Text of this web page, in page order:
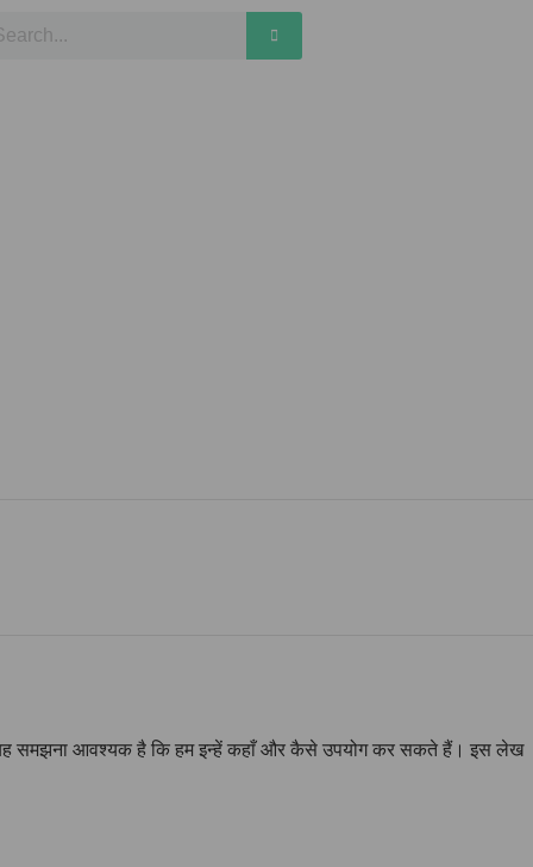
और यह समझना आवश्यक है कि हम इन्हें कहाँ और कैसे उपयोग कर सकते हैं। इस लेख